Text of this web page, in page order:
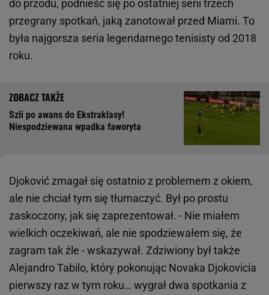
do przodu, podnieść się po ostatniej serii trzech
przegrany spotkań, jaką zanotował przed Miami. To
była najgorsza seria legendarnego tenisisty od 2018
roku.
Szli po awans do Ekstraklasy!
Niespodziewana wpadka faworyta
Djoković zmagał się ostatnio z problemem z okiem,
ale nie chciał tym się tłumaczyć. Był po prostu
zaskoczony, jak się zaprezentował. - Nie miałem
wielkich oczekiwań, ale nie spodziewałem się, że
zagram tak źle - wskazywał. Zdziwiony był także
Alejandro Tabilo, który pokonując Novaka Djokovicia
pierwszy raz w tym roku… wygrał dwa spotkania z